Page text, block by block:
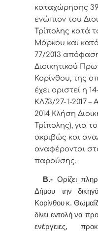
καταχώρησης
ενώπιον του
Τρίπολης κατά
Μάρκου και
77/2013
Διοικητικού
Κορίνθου, της
έχει οριστεί η
ΚΛ73/27-1-2017
2014 Κλήση
Τρίπολης), για
ακριβώς και
αναφέρονται
παρούσης.
Β.-Ορίζει
Δήμου την
Κορίνθου κ.
δίνει εντολήνα
ενέργειες,